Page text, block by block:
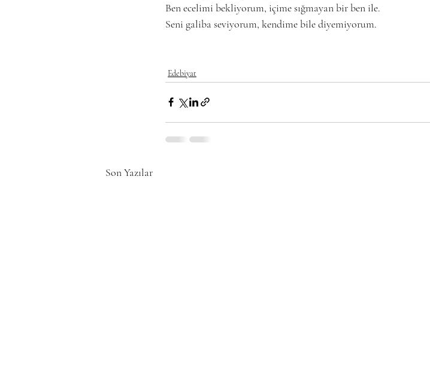
Ben ecelimi bekliyorum, içime sığmayan bir ben ile.
Seni galiba seviyorum, kendime bile diyemiyorum.
Edebiyat
Son Yazılar